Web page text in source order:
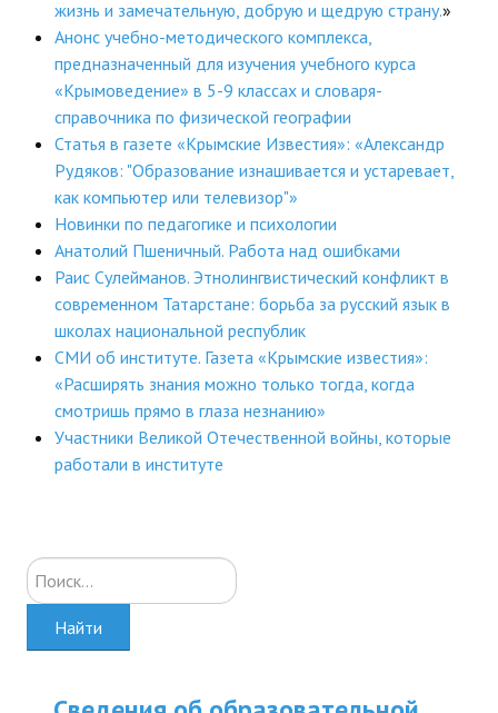
жизнь и замечательную, добрую и щедрую страну.»
Анонс учебно-методического комплекса,
предназначенный для изучения учебного курса
«Крымоведение» в 5-9 классах и словаря-
справочника по физической географии
Статья в газете «Крымские Известия»: «Александр
Рудяков: "Образование изнашивается и устаревает,
как компьютер или телевизор"»
Новинки по педагогике и психологии
Анатолий Пшеничный. Работа над ошибками
Раис Сулейманов. Этнолингвистический конфликт в
современном Татарстане: борьба за русский язык в
школах национальной республик
СМИ об институте. Газета «Крымские известия»:
«Расширять знания можно только тогда, когда
смотришь прямо в глаза незнанию»
Участники Великой Отечественной войны, которые
работали в институте
Искать...
Найти